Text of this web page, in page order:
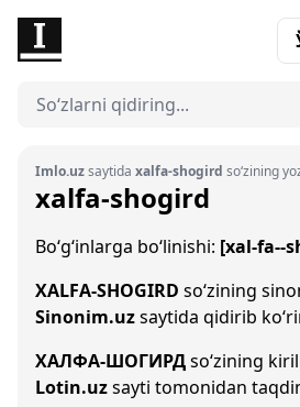
Imlo.uzsaytida xalfa-shogird so‘zining
xalfa-shogird
Bo‘g‘inlarga bo‘linishi: [xal-fa--
XALFA-SHOGIRD so‘zining
Sinonim.uzsaytida qidirib
ХАЛФА-ШОГИРДso‘zining
Lotin.uzsayti tomonidan